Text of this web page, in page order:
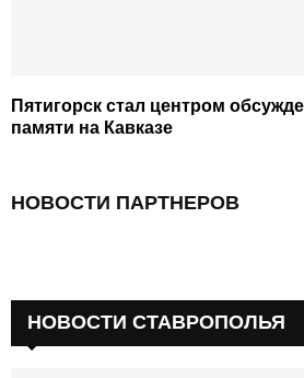
Пятигорск стал центром
памяти на Кавказе
НОВОСТИ ПАРТНЕРОВ
НОВОСТИ СТАВРОПОЛЬЯ